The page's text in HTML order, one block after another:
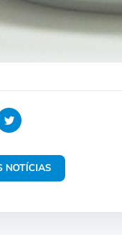
NOTÍCIAS